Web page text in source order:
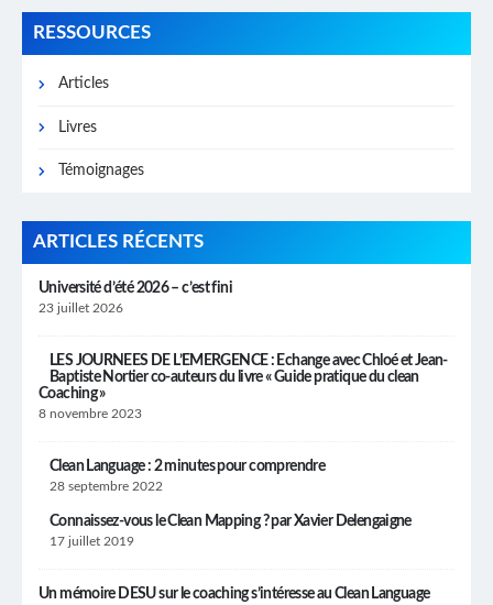
RESSOURCES
Articles
Livres
Témoignages
ARTICLES RÉCENTS
Université d’été 2026 – c’est fini
23 juillet 2026
LES JOURNEES DE L’EMERGENCE : Echange avec Chloé et Jean-
Baptiste Nortier co-auteurs du livre « Guide pratique du clean
Coaching »
8 novembre 2023
Clean Language : 2 minutes pour comprendre
28 septembre 2022
Connaissez-vous le Clean Mapping ? par Xavier Delengaigne
17 juillet 2019
Un mémoire DESU sur le coaching s’intéresse au Clean Language